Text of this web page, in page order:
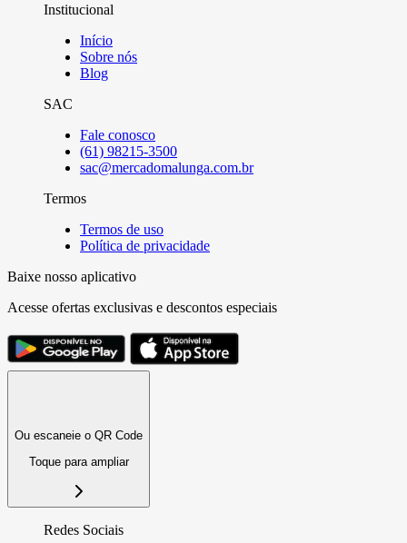
Institucional
Início
Sobre nós
Blog
SAC
Fale conosco
(61) 98215-3500
sac@mercadomalunga.com.br
Termos
Termos de uso
Política de privacidade
Baixe nosso aplicativo
Acesse ofertas exclusivas e descontos especiais
Ou escaneie o QR Code
Toque para ampliar
Redes Sociais